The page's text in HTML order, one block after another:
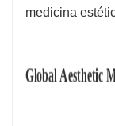
medicina